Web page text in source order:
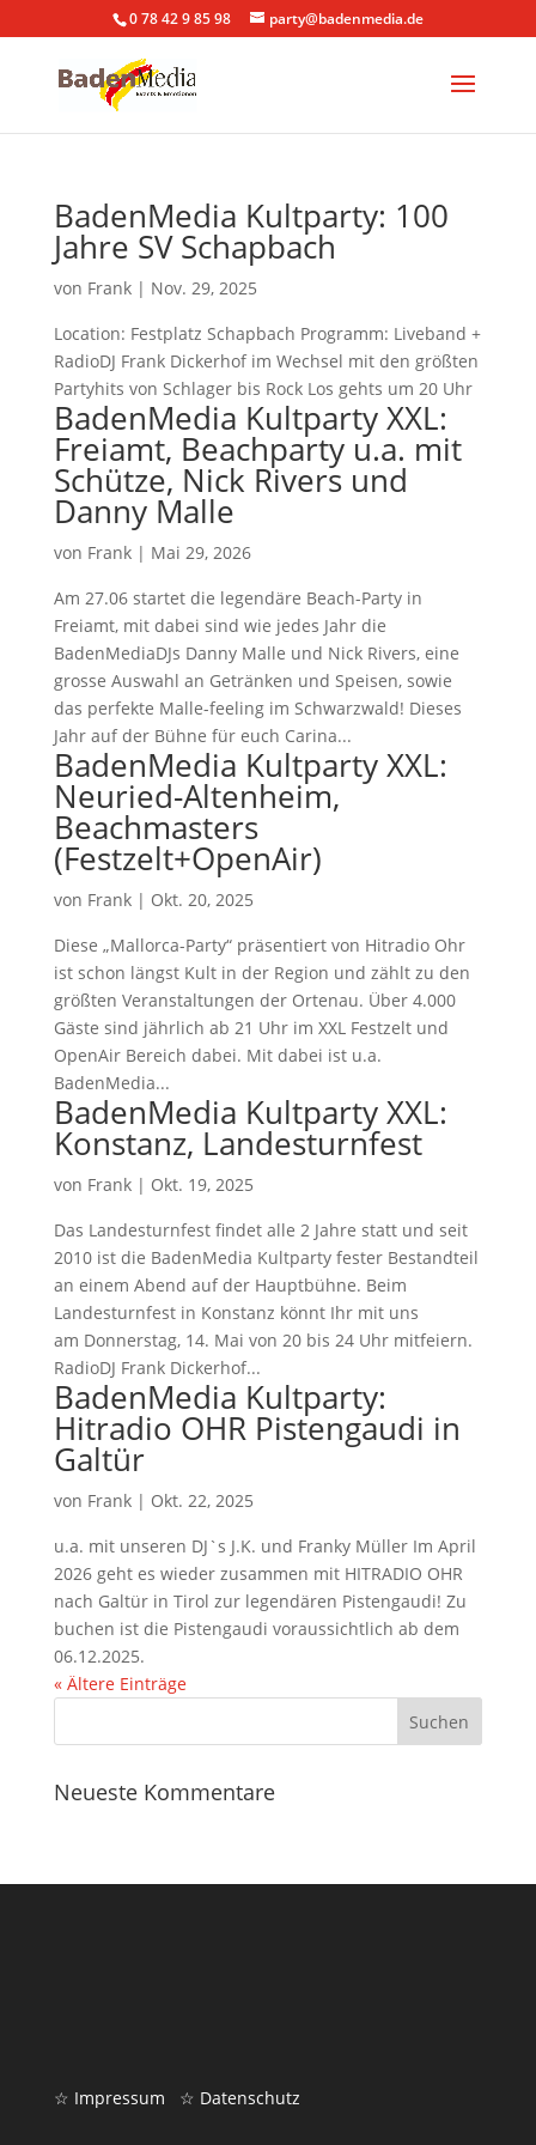
0 78 42 9 85 98 party@badenmedia.de
BadenMedia Kultparty: 100
Jahre SV Schapbach
von Frank| Nov. 29, 2025
Location: Festplatz Schapbach Programm: Liveband +
RadioDJ Frank Dickerhof im Wechsel mit den größten
Partyhits von Schlager bis Rock Los gehts um 20 Uhr
BadenMedia Kultparty XXL:
Freiamt, Beachparty u.a. mit
Schütze, Nick Rivers und
Danny Malle
von Frank| Mai 29, 2026
Am 27.06 startet die legendäre Beach-Party in
Freiamt, mit dabei sind wie jedes Jahr die
BadenMediaDJs Danny Malle und Nick Rivers, eine
grosse Auswahl an Getränken und Speisen, sowie
das perfekte Malle-feeling im Schwarzwald! Dieses
Jahr auf der Bühne für euch Carina...
BadenMedia Kultparty XXL:
Neuried-Altenheim,
Beachmasters
(Festzelt+OpenAir)
von Frank| Okt. 20, 2025
Diese „Mallorca-Party“ präsentiert von Hitradio Ohr
ist schon längst Kult in der Region und zählt zu den
größten Veranstaltungen der Ortenau. Über 4.000
Gäste sind jährlich ab 21 Uhr im XXL Festzelt und
OpenAir Bereich dabei. Mit dabei ist u.a.
BadenMedia...
BadenMedia Kultparty XXL:
Konstanz, Landesturnfest
von Frank| Okt. 19, 2025
Das Landesturnfest findet alle 2 Jahre statt und seit
2010 ist die BadenMedia Kultparty fester Bestandteil
an einem Abend auf der Hauptbühne. Beim
Landesturnfest in Konstanz könnt Ihr mit uns
am Donnerstag, 14. Mai von 20 bis 24 Uhr mitfeiern.
RadioDJ Frank Dickerhof...
BadenMedia Kultparty:
Hitradio OHR Pistengaudi in
Galtür
von Frank| Okt. 22, 2025
u.a. mit unseren DJ`s J.K. und Franky Müller Im April
2026 geht es wieder zusammen mit HITRADIO OHR
nach Galtür in Tirol zur legendären Pistengaudi! Zu
buchen ist die Pistengaudi voraussichtlich ab dem
06.12.2025.
« Ältere Einträge
Neueste Kommentare
☆ Impressum ☆ Datenschutz